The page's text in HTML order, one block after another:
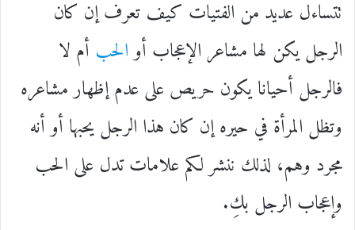
تتساءل عديد من الفتيات كيف تعرف إن كان
الرجل يكن لها مشاعر الإعجاب أوالحب أم لا
فالرجل أحيانا يكون حريص على عدم إظهار مشاعره
وتظل المرأة في حيره إن كان هذا الرجل يحبها أو أنه
مجرد وهم، لذلك ننشر لكم علامات تدل على الحب
وإعجاب الرجل بكِ.